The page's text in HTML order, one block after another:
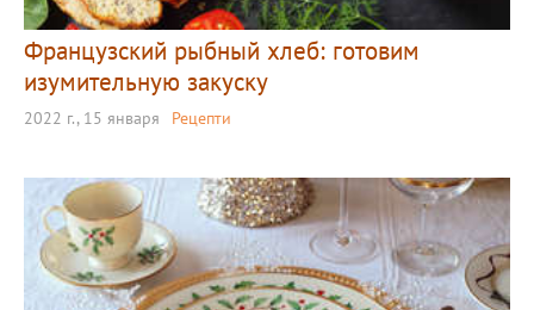
Французский рыбный хлеб: готовим
изумительную закуску
2022 г., 15 января Рецепти